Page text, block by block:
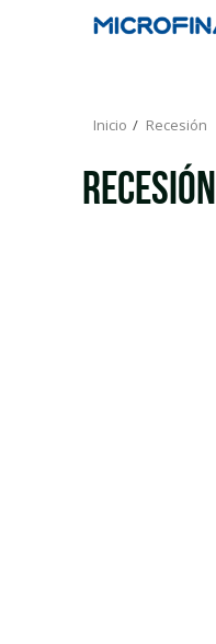
Inicio Recesión
Recesión